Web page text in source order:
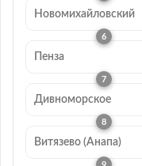
Новомихайловский
Пенза
Дивноморское
Витязево (Анапа)